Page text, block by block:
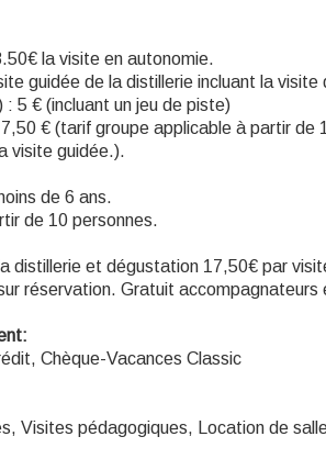
la visite en autonomie.
guidée de la distillerie incluant la
: 5 € (incluant un jeu de piste)
€ (tarif groupe applicable à partir de
visite guidée.).
de 6 ans.
de 10 personnes.
distillerie et dégustation 17,50€ par
réservation. Gratuit accompagnateurs
Chèque-Vacances Classic
Visites pédagogiques, Location de